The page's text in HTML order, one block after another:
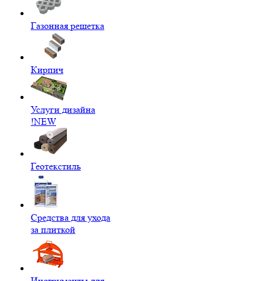
Газонная решетка
Кирпич
Услуги дизайна
!NEW
Геотекстиль
Средства для ухода
за плиткой